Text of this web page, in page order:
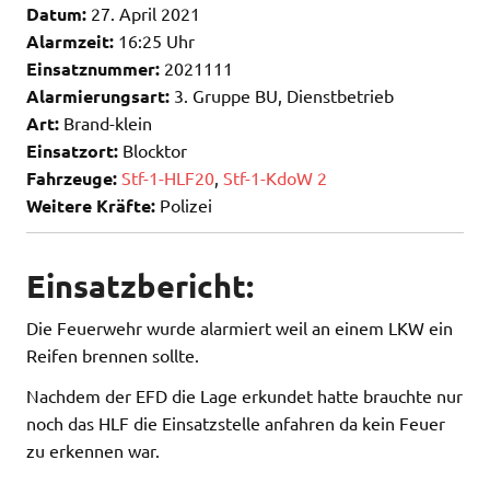
Datum: 27. April 2021
Alarmzeit: 16:25 Uhr
Einsatznummer: 2021111
Alarmierungsart: 3. Gruppe BU, Dienstbetrieb
Art: Brand-klein
Einsatzort: Blocktor
Fahrzeuge: Stf-1-HLF20 Stf-1-KdoW 2
Weitere Kräfte: Polizei
Einsatzbericht:
Die Feuerwehr wurde alarmiert weil an einem LKW ein
Reifen brennen sollte.
Nachdem der EFD die Lage erkundet hatte brauchte nur
noch das HLF die Einsatzstelle anfahren da kein Feuer
zu erkennen war.